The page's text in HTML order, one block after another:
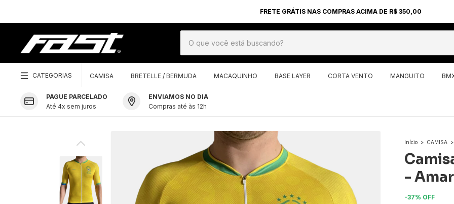
FRETE GRÁTIS NAS COMPRAS ACIMA DE R$ 350,00
CATEGORIAS CAMISA BRETELLE / BERMUDA MACAQUINHO BASE LAYER CORTA VENTO MANGUITO
PAGUE PARCELADO
Até 4x sem juros
ENVIAMOS NO DIA
Compras até às 12h
Início > CAMISA >
-
-37% OFF